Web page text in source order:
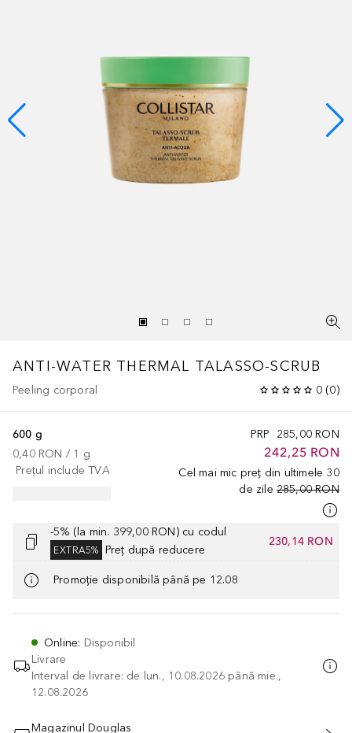
ANTI-WATER THERMAL TALASSO-SCRUB
Peeling corporal 0 (0)
PRP 285,00 RON
242,25 RON
Cel mai mic preț din ultimele 30
de zile 285,00 RON
600 g
0,40 RON / 1 g
Prețul include TVA
-5% (la min. 399,00 RON) cu codul
EXTRA5% Preț după reducere
230,14 RON
Promoție disponibilă până pe 12.08
Online: Disponibil
Livrare
Interval de livrare: de lun., 10.08.2026 până mie.,
12.08.2026
Magazinul Douglas